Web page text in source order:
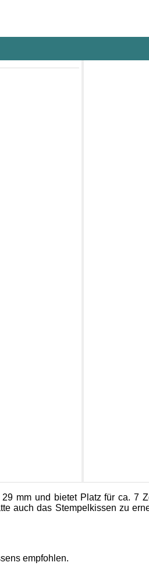
mm und bietet Platz für ca. 7
auch das Stempelkissen zu
empfohlen.